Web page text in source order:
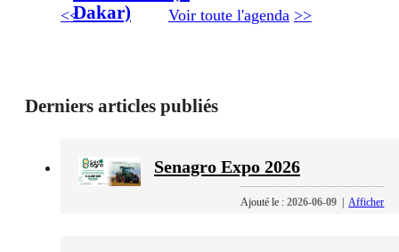
Dakar)
<< Voir toute l'agenda >>
Derniers articles publiés
Senagro Expo 2026
Ajouté le :2026-06-09 |Afficher